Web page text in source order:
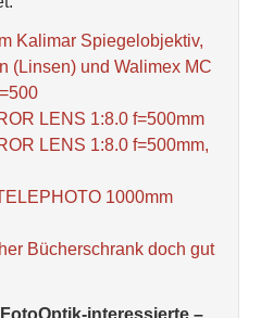
Kalimar Spiegelobjektiv,
(Linsen) und Walimex MC
LENS 1:8.0 f=500mm
LENS 1:8.0 f=500mm,
1000mm
Bücherschrank doch gut
interessierte –